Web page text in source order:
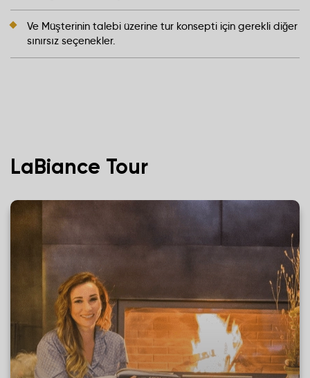
Ve Müşterinin talebi üzerine tur konsepti için gerekli diğer
sınırsız seçenekler.
LaBiance Tour